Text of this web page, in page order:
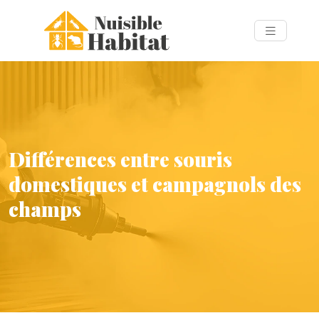
Différences entre souris
domestiques et campagnols des
champs